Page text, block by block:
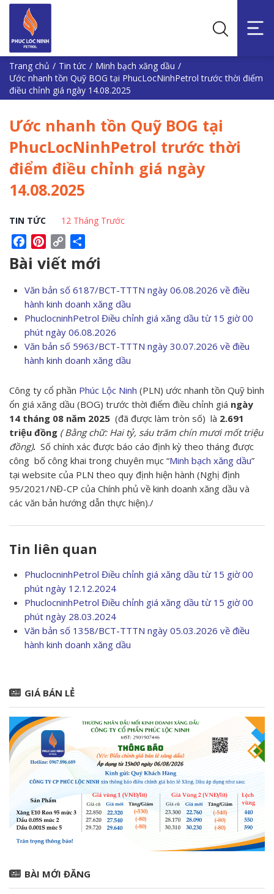
Trang chủ / Tin tức / Minh bạch xăng dầu /
Ước nhanh tồn Quỹ BOG tại PhucLocNinhPetrol trước thời điểm
điều chỉnh giá ngày 14.08.2025
Ước nhanh tồn Quỹ BOG tại
PhucLocNinhPetrol trước thời
điểm điều chỉnh giá ngày
14.08.2025
TIN TỨC 12 Tháng Trước
FacebookPinterest
Copy
Bài viết mới
Văn bản số 6187/BCT-TTTN ngày 06.08.2026 về điều
hành kinh doanh xăng dầu
PhuclocninhPetrol Điều chỉnh giá xăng dầu từ 15 giờ 00
phút ngày 06.08.2026
Văn bản số 5963/BCT-TTTN ngày 30.07.2026 về điều
hành kinh doanh xăng dầu
Công ty cổ phần Phúc Lộc Ninh (PLN) ước nhanh tồn Quỹ bình
ổn giá xăng dầu (BOG) trước thời điểm điều chỉnh giá ngày
14 tháng 08 năm 2025 (đã được làm tròn số) là 2.691
triệu đồng ( Bằng chữ: Hai tỷ, sáu trăm chín mươi mốt triệu
đồng). Số chính xác được báo cáo định kỳ theo tháng được
công bố công khai trong chuyên mục “Minh bạch xăng dầu”
tại website của PLN theo quy định hiện hành (Nghị định
95/2021/NĐ-CP của Chính phủ về kinh doanh xăng dầu và
các văn bản hướng dẫn thực hiện)./
Tin liên quan
PhuclocninhPetrol Điều chỉnh giá xăng dầu từ 15 giờ 00
phút ngày 12.12.2024
PhuclocninhPetrol Điều chỉnh giá xăng dầu từ 15 giờ 00
phút ngày 28.03.2024
Văn bản số 1358/BCT-TTTN ngày 05.03.2026 về điều
hành kinh doanh xăng dầu
GIÁ BÁN LẺ
BÀI MỚI ĐĂNG